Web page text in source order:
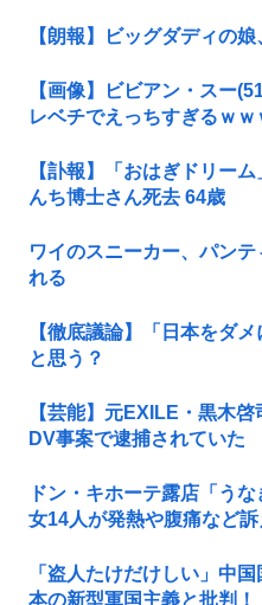
【朗報】ビッグダディの
【画像】ビビアン・スー
レベチでえっちすぎるｗｗ
【訃報】「おはぎドリー
んち博士さん死去 64歳
ワイのスニーカー、パン
れる
【徹底議論】「日本をダ
と思う？
【芸能】元EXILE・黒木
DV事案で逮捕されていた
ドン・キホーテ露店「う
女14人が発熱や腹痛など
「盗人たけだけしい」中
本の新型軍国主義と批判！